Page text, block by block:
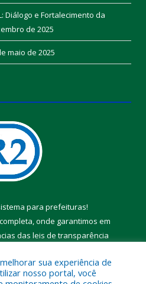
Diálogo e Fortalecimento da
de 2025
maio de 2025
para prefeituras!
completa, onde garantimos em
das leis de transparência
Transparência Pública
sua experiência de
nosso portal, você